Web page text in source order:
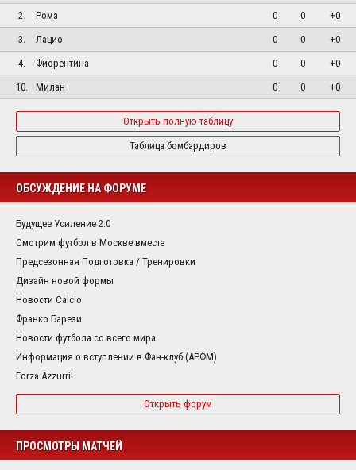
2.
Рома 0 0
+0
3.
Лацио 0 0
+0
4.
Фиорентина 0 0
+0
10.
Милан 0 0 +0
Открыть полную таблицу
Таблица бомбардиров
ОБСУЖДЕНИЕ НА ФОРУМЕ
Будущее Усиление 2.0
Смотрим футбол в Москве вместе
Предсезонная Подготовка / Тренировки
Дизайн новой формы
Новости Calcio
Франко Барези
Новости футбола со всего мира
Информация о вступлении в Фан-клуб (АРФМ)
Forza Azzurri!
Открыть форум
ПРОСМОТРЫ МАТЧЕЙ